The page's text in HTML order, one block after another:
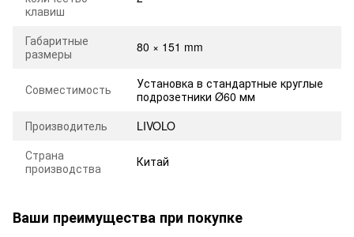
клавиш
Габаритные
размеры
80 × 151 mm
Совместимость
Установка в стандартные круглые
подрозетники Ø60 мм
Производитель
LIVOLO
Страна
производства
Китай
Ваши преимущества при покупке